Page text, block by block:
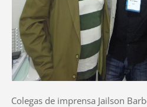
Colegas de imprensa Jailson